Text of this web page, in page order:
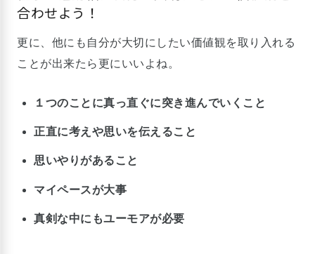
合わせよう！
更に、他にも自分が大切にしたい価値観を取り入れる
ことが出来たら更にいいよね。
１つのことに真っ直ぐに突き進んでいくこと
正直に考えや思いを伝えること
思いやりがあること
マイペースが大事
真剣な中にもユーモアが必要